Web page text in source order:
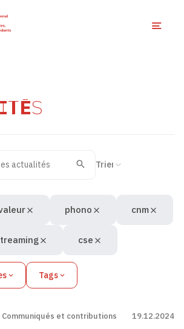
Valider
Tags
phono cnm
cse
Communiqués et contributions 19.12.2024